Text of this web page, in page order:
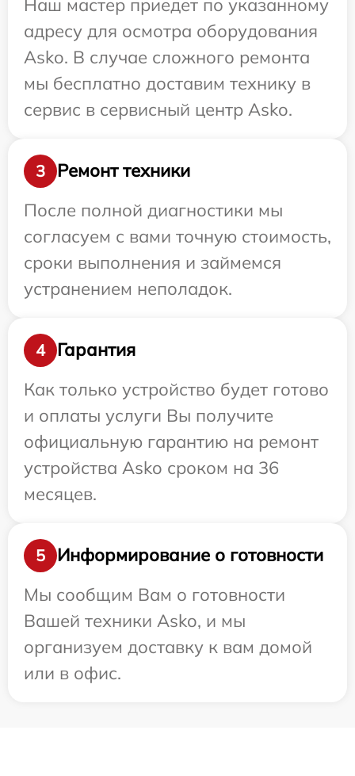
Наш мастер приедет по указанному
адресу для осмотра оборудования
Asko. В случае сложного ремонта
мы бесплатно доставим технику в
сервис в сервисный центр Asko.
3
Ремонт техники
После полной диагностики мы
согласуем с вами точную стоимость,
сроки выполнения и займемся
устранением неполадок.
4
Гарантия
Как только устройство будет готово
и оплаты услуги Вы получите
официальную гарантию на ремонт
устройства Asko сроком на 36
месяцев.
5
Информирование о готовности
Мы сообщим Вам о готовности
Вашей техники Asko, и мы
организуем доставку к вам домой
или в офис.